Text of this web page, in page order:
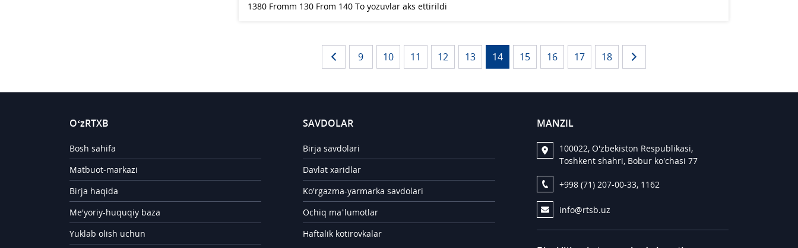
1380 Fromm 130 From 140 To yozuvlar aks ettirildi
9 10 11 12 13 14 15 16 17 18
O‘zRTXB
Bosh sahifa
Matbuot-markazi
Birja haqida
Me'yoriy-huquqiy baza
Yuklab olish uchun
SAVDOLAR
Birja savdolari
Davlat xaridlar
Ko'rgazma-yarmarka savdolari
Ochiq ma’lumotlar
Haftalik kotirovkalar
MANZIL
100022, O'zbekiston Respublikasi,
Toshkent shahri, Bobur ko'chasi 77
+998 (71) 207-00-33, 1162
info@rtsb.uz